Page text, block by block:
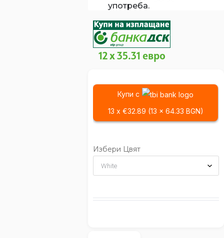
употреба.
Купи с
13 x €32.89 (13 x 64.33 BGN)
12 x 35.31 евро
Избери Цвят